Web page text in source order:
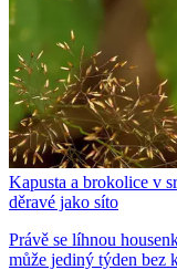
Kapusta a brokolice v
děravé jako síto
Právě se líhnou
může jediný týden bez